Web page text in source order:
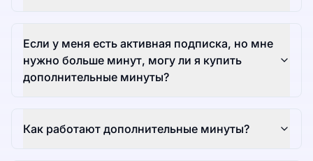
Если у меня есть активная подписка, но мне
нужно больше минут, могу ли я купить
дополнительные минуты?
Как работают дополнительные минуты?